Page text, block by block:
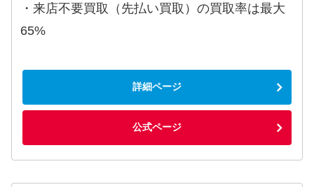
・来店不要買取（先払い買取）の買取率は最大
65%
詳細ページ
公式ページ